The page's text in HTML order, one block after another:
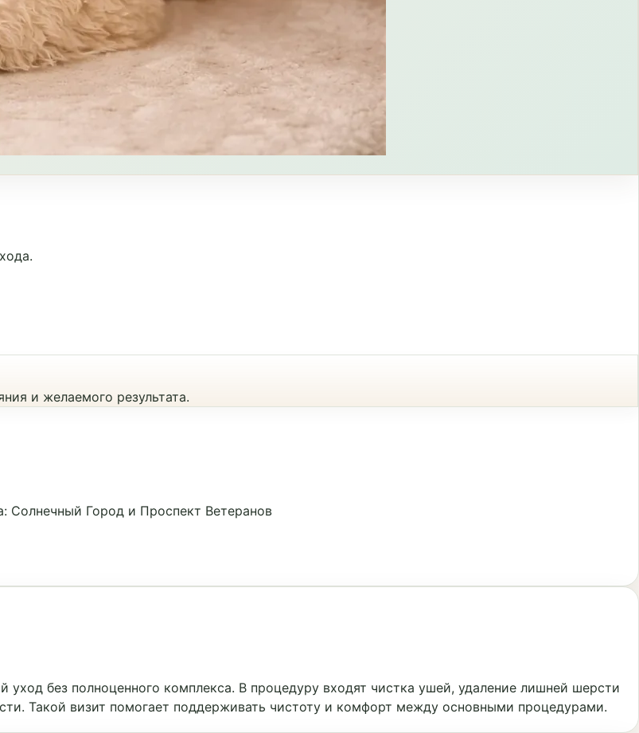
и желаемого результата.
Солнечный Город и Проспект Ветеранов
без полноценного комплекса. В процедуру входят чистка ушей, удаление лишней шерсти
Такой визит помогает поддерживать чистоту и комфорт между основными процедурами.